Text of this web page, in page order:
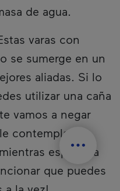
de agua.
varas con
se sumerge en un
aliadas. Si lo
utilizar una caña
vamos a negar
contemplar la
esperas a
que puedes